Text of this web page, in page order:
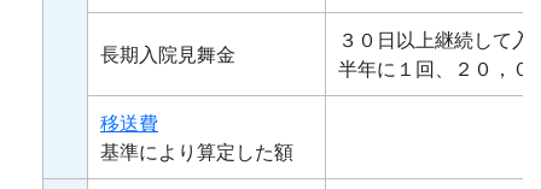
長期入院見舞金
３０日以上継続して入
半年に１回、２０，０
移送費
基準により算定した額